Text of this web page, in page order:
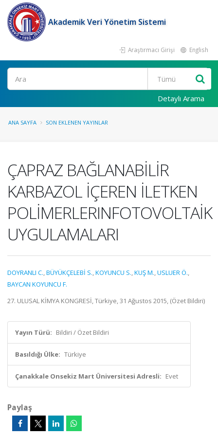
Akademik Veri Yönetim Sistemi
Araştırmacı Girişi English
Ara
Detaylı Arama
ANA SAYFA SON EKLENEN YAYINLAR
ÇAPRAZ BAĞLANABİLİR
KARBAZOL İÇEREN İLETKEN
POLİMERLERINFOTOVOLTAİK
UYGULAMALARI
DOYRANLI C.,BÜYÜKÇELEBİ S.,KOYUNCU S.,KUŞ M.,USLUER Ö.,
BAYCAN KOYUNCU F.
27. ULUSAL KİMYA KONGRESİ, Türkiye, 31 Ağustos 2015, (Özet Bildiri)
Yayın Türü: Bildiri / Özet Bildiri
Basıldığı Ülke: Türkiye
Çanakkale Onsekiz Mart Üniversitesi Adresli: Evet
Paylaş